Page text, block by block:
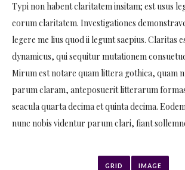
Typi non habent claritatem insitam; est usus
eorum claritatem. Investigationes
legere me lius quod ii legunt saepius. Claritas
dynamicus, qui sequitur mutationem
Mirum est notare quam littera gothica, quam
parum claram, anteposuerit litterarum
seacula quarta decima et quinta decima.
nunc nobis videntur parum clari, fiant
GRID IMAGE